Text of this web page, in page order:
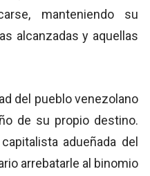
manteniendo su
alcanzadas y aquellas
del pueblo venezolano
de su propio destino.
adueñada del
arrebatarle al binomio